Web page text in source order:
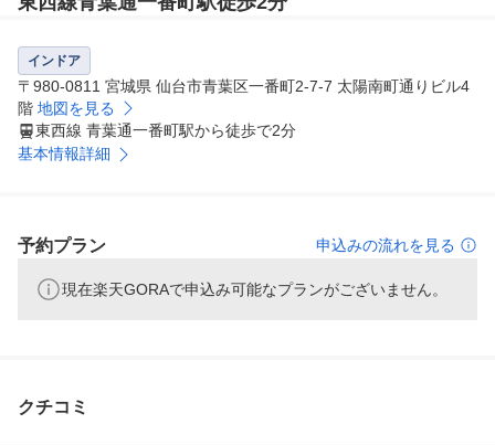
インドア
〒980-0811 宮城県 仙台市青葉区一番町2-7-7 太陽南町通りビル4
階 地図を見る
東西線 青葉通一番町駅から徒歩で2分
基本情報詳細
予約プラン 申込みの流れを見る
現在楽天GORAで申込み可能なプランがございません。
クチコミ